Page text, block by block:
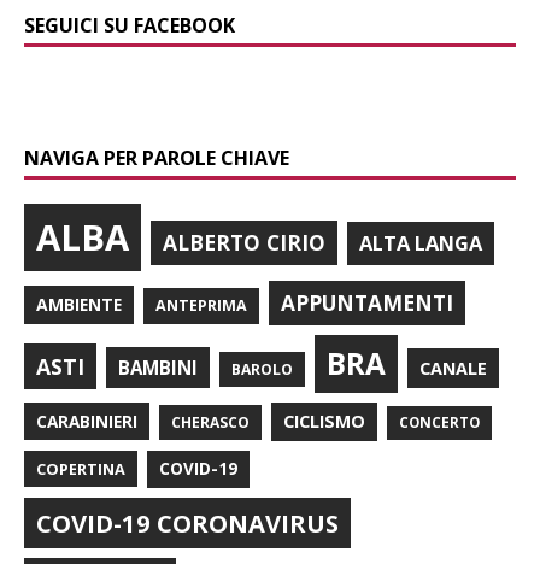
SEGUICI SU FACEBOOK
NAVIGA PER PAROLE CHIAVE
ALBA ALBERTO CIRIO ALTA LANGA
AMBIENTE ANTEPRIMA APPUNTAMENTI
ASTI BAMBINI BAROLO BRA CANALE
CARABINIERI CHERASCO CICLISMO CONCERTO
COPERTINA COVID-19
COVID-19 CORONAVIRUS